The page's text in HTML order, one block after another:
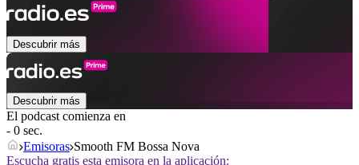
Descubrir más
Descubrir más
El podcast comienza en
- 0 sec.
Emisoras Smooth FM Bossa Nova
Escucha gratis esta emisora en la aplicación: